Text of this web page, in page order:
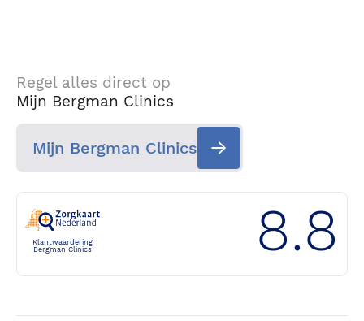
Regel alles direct op
Mijn Bergman Clinics
Mijn Bergman Clinics
Klantwaardering
Bergman Clinics
8.8